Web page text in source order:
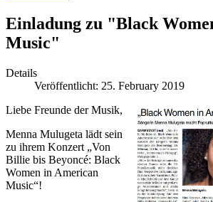
Einladung zu "Black
Music"
Details
Veröffentlicht: 25. February 2019
Liebe Freunde der Musik,
Menna Mulugeta lädt sein
zu ihrem Konzert „Von
Billie bis Beyoncé: Black
Women in American
Music“!